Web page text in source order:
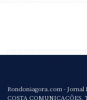
Rondoniagora.com -
COSTA